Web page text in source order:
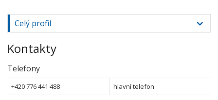
Celý profil
Kontakty
Telefony
+420 776 441 488 hlavní telefon